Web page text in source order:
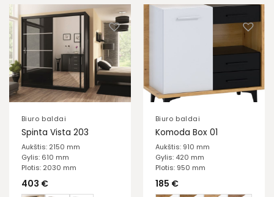
Biuro baldai
Spinta Vista 203
Aukštis: 2150 mm
Gylis: 610 mm
Plotis: 2030 mm
403 €
Biuro baldai
Komoda Box 01
Aukštis: 910 mm
Gylis: 420 mm
Plotis: 950 mm
185 €